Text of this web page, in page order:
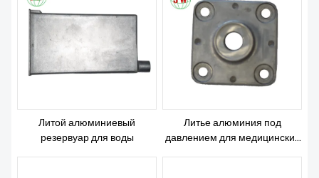
Литой алюминиевый
резервуар для воды
Литье алюминия под
давлением для медицинских